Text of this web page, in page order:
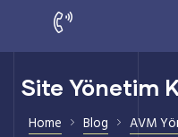
Site Yönetim
Home Blog AVM